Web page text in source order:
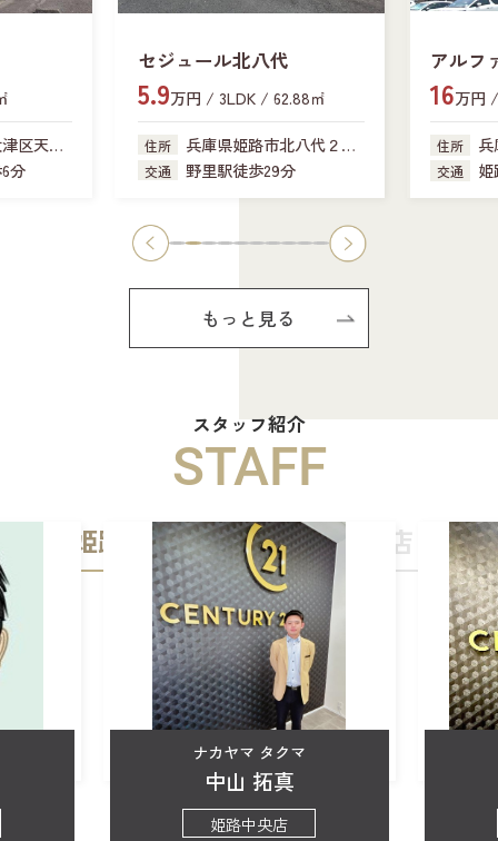
区天神
分
セジュール北八代
5.9万円 / 3LDK / 62.88㎡
住所 兵庫県姫路市北八代２丁
目
交通 野里駅徒歩29分
アルフ
新在家
16万円
住所
交通
もっと見る
スタッフ紹介
STAFF
姫路中央店 加古川店
ナカヤマ タクマ
中山 拓真
姫路中央店